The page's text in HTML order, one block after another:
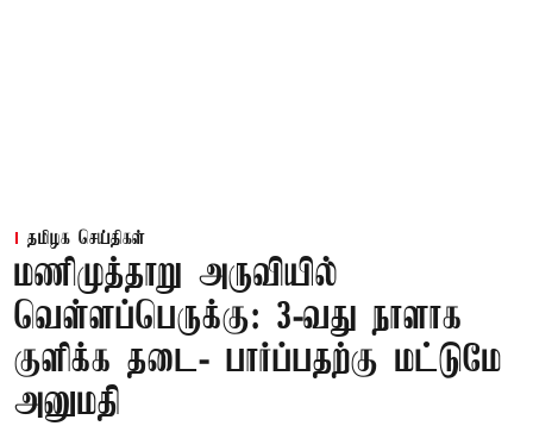
தமிழக செய்திகள்
மணிமுத்தாறு அருவியில்
வெள்ளப்பெருக்கு: 3-வது நாளாக
குளிக்க தடை- பார்ப்பதற்கு மட்டுமே
அனுமதி